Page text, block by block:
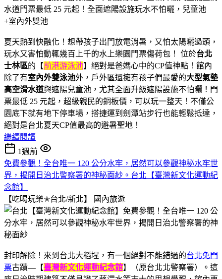
夏天熱到快融化！想帶孩子出門放電消暑，又怕太陽曬過頭，
玩水又害怕動輒幾百上千的水上樂園門票傷荷包！ 位於台北
士林區的【前港游泳池】絕對是爸媽心中的CP值神點！館內
除了有室內外雙泳池外，戶外區還擁有孩子們最愛的大型氣墊
高空滑水道與遮陽兒童池，尤其全面升級遮陽設施不怕曬！門
票最低 25 元起，超級親民的銅板價，可以玩一整天！不僅公
園底下就有地下停車場，搭捷運到劍潭站步行也能輕鬆抵達，
絕對是台北夏天CP值最高的避暑聖地！
繼續閱讀
1週前
免費參觀！全台唯一 120 公分水牢，居然可以參觀神秘水牢世
界，揭開日治北警察署的神秘面紗。台北【臺灣新文化運動紀
念館】
【吃喝玩樂✭台北/新北】
國內旅遊
封印解除！來到台北大稻埕，有一個絕對不能錯過的台北免門
票古蹟—【臺灣新文化運動紀念館】（原台北北警察署）。這